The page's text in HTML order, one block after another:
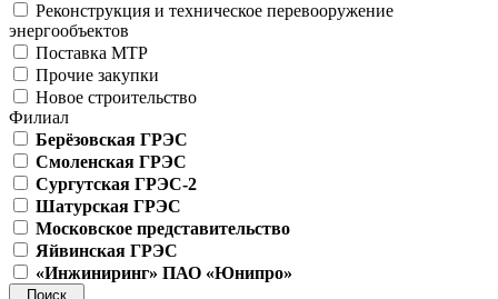
Реконструкция и техническое перевооружение
энергообъектов
Поставка МТР
Прочие закупки
Новое строительство
Филиал
Берёзовская ГРЭС
Смоленская ГРЭС
Сургутская ГРЭС-2
Шатурская ГРЭС
Московское представительство
Яйвинская ГРЭС
«Инжиниринг» ПАО «Юнипро»